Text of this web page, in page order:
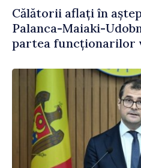
Călătorii aflați în
Palanca-Maiaki-
partea funcționarilor